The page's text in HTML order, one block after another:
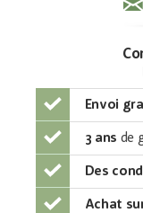
Envoi
3 ans de
Des
Achat